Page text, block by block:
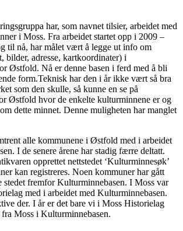
har, som navnet tilsier, arbeidet med
i Moss. Fra arbeidet startet opp i 2009 –
til nå, har målet vært å legge ut info om
bilder, adresse, kartkoordinater) i
Østfold. Nå er denne basen i ferd med å bli
form.Teknisk har den i år ikke vært så bra
som den skulle, så kunne en se på
Østfold hvor de enkelte kulturminnene er og
dette minnet. Denne muligheten har manglet
alle kommunene i Østfold med i arbeidet
I de senere årene har stadig færre deltatt.
opprettet nettstedet ‘Kulturminnesøk’
kan registreres. Noen kommuner har gått
stedet fremfor Kulturminnebasen. I Moss var
med i arbeidet med Kulturminnebasen.
der. I år er det bare vi i Moss Historielag
Moss i Kulturminnebasen.